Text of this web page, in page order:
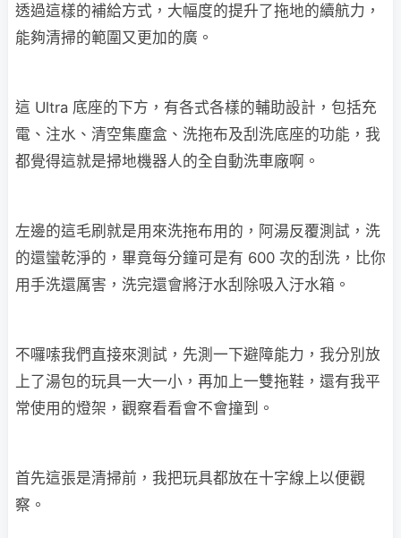
透過這樣的補給方式，大幅度的提升了拖地的續航力，
能夠清掃的範圍又更加的廣。
這 Ultra 底座的下方，有各式各樣的輔助設計，包括充
電、注水、清空集塵盒、洗拖布及刮洗底座的功能，我
都覺得這就是掃地機器人的全自動洗車廠啊。
左邊的這毛刷就是用來洗拖布用的，阿湯反覆測試，洗
的還蠻乾淨的，畢竟每分鐘可是有 600 次的刮洗，比你
用手洗還厲害，洗完還會將汙水刮除吸入汙水箱。
不囉嗦我們直接來測試，先測一下避障能力，我分別放
上了湯包的玩具一大一小，再加上一雙拖鞋，還有我平
常使用的燈架，觀察看看會不會撞到。
首先這張是清掃前，我把玩具都放在十字線上以便觀
察。